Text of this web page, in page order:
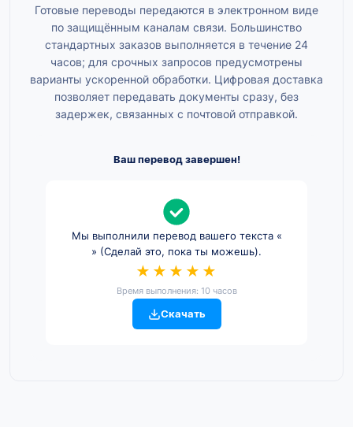
Готовые переводы передаются в электронном виде
по защищённым каналам связи. Большинство
стандартных заказов выполняется в течение 24
часов; для срочных запросов предусмотрены
варианты ускоренной обработки. Цифровая доставка
позволяет передавать документы сразу, без
задержек, связанных с почтовой отправкой.
Ваш перевод завершен!
Мы выполнили перевод вашего текста «
» (Сделай это, пока ты можешь).
★★★★★
Время выполнения: 10 часов
Скачать